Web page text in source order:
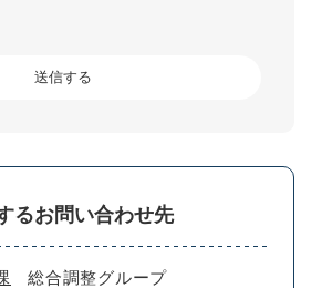
るお問い合わせ先
総合調整グループ